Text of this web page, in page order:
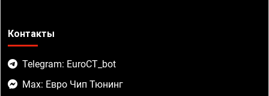
Контакты
Telegram: EuroCT_bot
Max: Евро Чип Тюнинг